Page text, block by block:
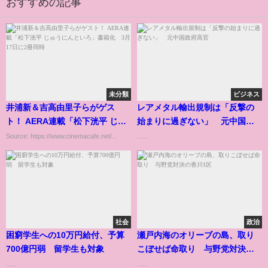
おすすめの記事
未分類
井浦新＆吉高由里子らがゲス
ト！ AERA連載「松下洸平 じゅ
うにんといろ」書籍化 3月17日
に2冊同時
Source: https://www.cinemacafe.net/...
ビジネス
レアメタル輸出規制は「反撃の
始まりに過ぎない」 元中国政
社会
困窮学生への10万円給付、予算
700億円弱 留学生も対象
政治
瀬戸内海のオリーブの島、取り
こぼせば命取り 与野党対決の